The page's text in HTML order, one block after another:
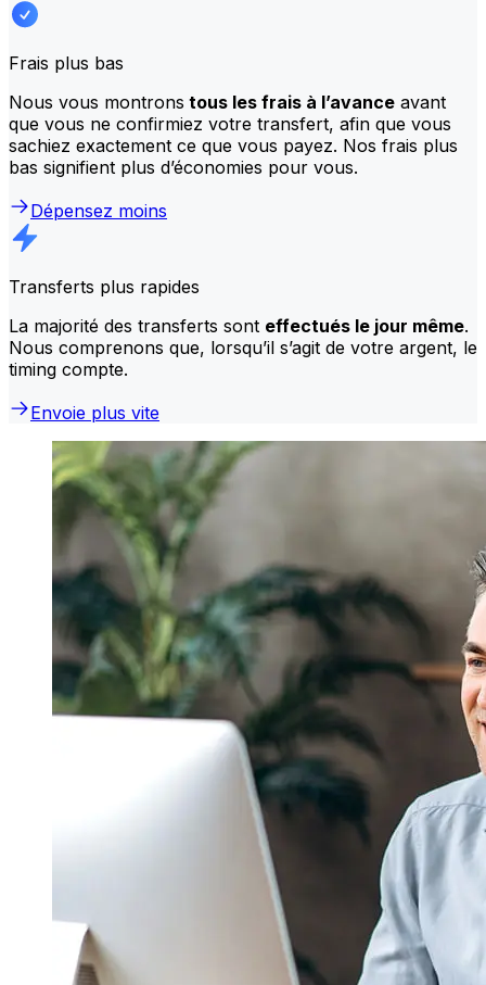
Frais plus bas
Nous vous montrons tous les frais à l’avance avant
que vous ne confirmiez votre transfert, afin que vous
sachiez exactement ce que vous payez. Nos frais plus
bas signifient plus d’économies pour vous.
Dépensez moins
Transferts plus rapides
La majorité des transferts sont effectués le jour même.
Nous comprenons que, lorsqu’il s’agit de votre argent, le
timing compte.
Envoie plus vite